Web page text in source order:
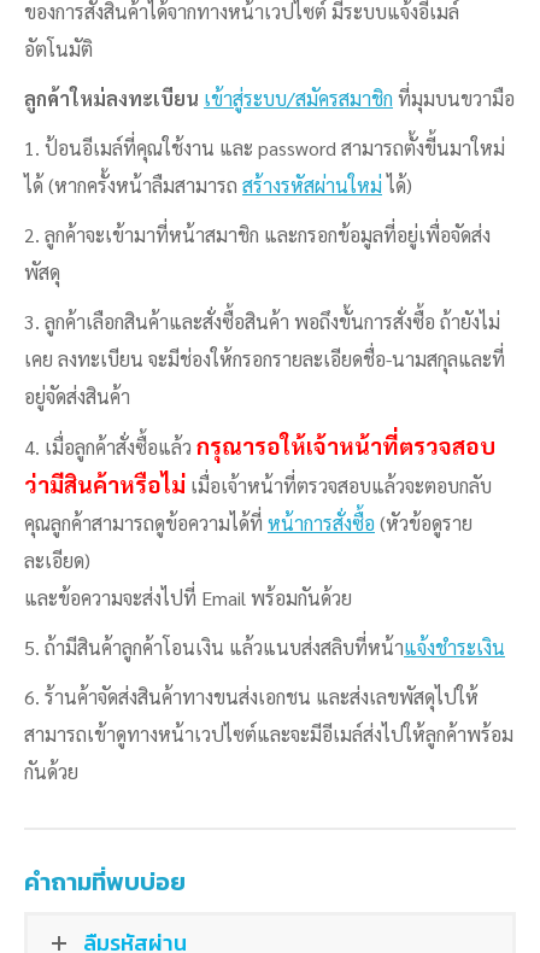
ของการสั่งสินค้าได้จากทางหน้าเวปไซต์ มีระบบแจ้งอีเมล์
อัตโนมัติ
ลูกค้าใหม่ลงทะเบียน เข้าสู่ระบบ/สมัครสมาชิก ที่มุมบนขวามือ
1. ป้อนอีเมล์ที่คุณใช้งาน และ password สามารถตั้งขี้นมาใหม่
ได้ (หากครั้งหน้าลืมสามารถ สร้างรหัสผ่านใหม่ได้)
2. ลูกค้าจะเข้ามาที่หน้าสมาชิก และกรอกข้อมูลที่อยู่เพื่อจัดส่ง
พัสดุ
3. ลูกค้าเลือกสินค้าและสั่งซื้อสินค้า พอถึงขั้นการสั่งซื้อ ถ้ายังไม่
เคย ลงทะเบียน จะมีช่องให้กรอกรายละเอียดชื่อ-นามสกุลและที่
อยู่จัดส่งสินค้า
4. เมื่อลูกค้าสั่งซื้อแล้ว กรุณารอให้เจ้าหน้าที่ตรวจสอบ
ว่ามีสินค้าหรือไม่ เมื่อเจ้าหน้าที่ตรวจสอบแล้วจะตอบกลับ
คุณลูกค้าสามารถดูข้อความได้ที่ หน้าการสั่งซื้อ (หัวข้อดูราย
ละเอียด)
และข้อความจะส่งไปที่ Email พร้อมกันด้วย
5. ถ้ามีสินค้าลูกค้าโอนเงิน แล้วแนบส่งสลิบที่หน้าแจ้งชำระเงิน
6. ร้านค้าจัดส่งสินค้าทางขนส่งเอกชน และส่งเลขพัสดุไปให้
สามารถเข้าดูทางหน้าเวปไซต์และจะมีอีเมล์ส่งไปให้ลูกค้าพร้อม
กันด้วย
คำถามที่พบบ่อย
ลืมรหัสผ่าน